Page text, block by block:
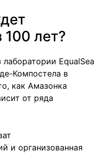
100 лет?
EqualSea
Компостела в
как Амазонка
от ряда
и организованная